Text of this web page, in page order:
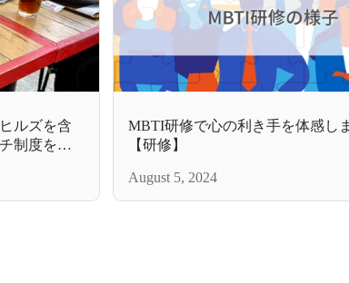
ルズを含
制度をご
MBTI研修で心の利き手を体感し
【研修】
August 5, 2024